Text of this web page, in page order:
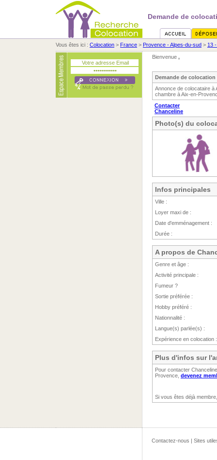
Demande de
Vous êtes ici : Colocation > France > Provence - Alpes-du-sud > 13
Bienvenue ,
Demande de colocation
Annonce de colocataire à
chambre à Aix-en-
Contacter
Chanceline
Photo(s) du
Infos principales
Ville :
Loyer maxi de :
Date d'emménagement :
Durée :
A propos de
Genre et âge :
Activité principale :
Fumeur ?
Sortie préférée :
Hobby préféré :
Nationnalité :
Langue(s) parlée(s) :
Expérience en colocation :
Plus d'infos sur
Pour contacter
Provence, devenez
Si vous êtes déjà
Contactez-nous | Sites